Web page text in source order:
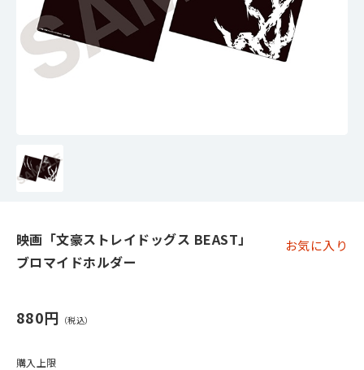
映画「文豪ストレイドッグス BEAST」
ブロマイドホルダー
お気に入り
880円
購入上限